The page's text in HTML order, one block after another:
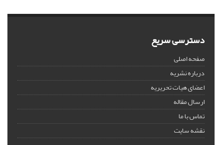
دسترسی سریع
صفحه اصلی
درباره نشریه
اعضای هیات تحریریه
ارسال مقاله
تماس با ما
نقشه سایت